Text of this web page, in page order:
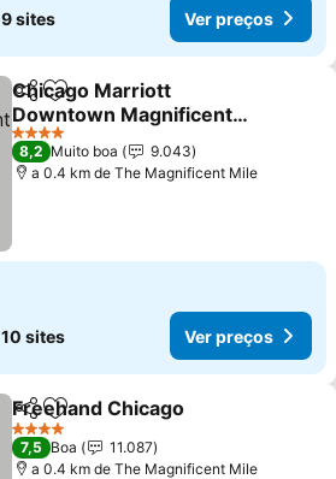
9 sites Ver preços
PartilharAdicionar aos favoritos
Chicago Marriott
Downtown Magnificent
Mile
Ver preços
4 Estrelas
8,2 Muito boa
9.043
a 0.4 km de The Magnificent Mile
10 sites Ver preços
PartilharAdicionar aos favoritos
Freehand Chicago
4 Estrelas
7,5 Boa
11.087
a 0.4 km de The Magnificent Mile